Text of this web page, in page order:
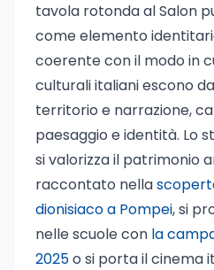
tavola rotonda al Salon
come elemento
coerente con il modo in
culturali italiani escono
territorio e narrazione,
paesaggio e identità. Lo
si valorizza il patrimonio
raccontato nella
dionisiaco a Pompei, si
nelle scuole con la
2025o si porta il cinema